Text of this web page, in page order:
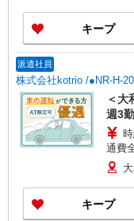
キープ
派遣社員
株式会社kotrio /●NR-H-
＜大
週3
通費
キープ